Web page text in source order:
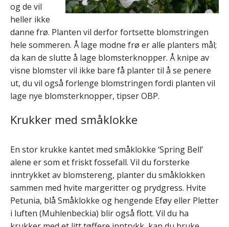
og de vil
heller ikke
danne frø. Planten vil derfor fortsette blomstringen
hele sommeren. Å lage modne frø er alle planters mål;
da kan de slutte å lage blomsterknopper. Å knipe av
visne blomster vil ikke bare få planter til å se penere
ut, du vil også forlenge blomstringen fordi planten vil
lage nye blomsterknopper, tipser OBP.
Krukker med småklokke
En stor krukke kantet med småklokke ‘Spring Bell’
alene er som et friskt fossefall. Vil du forsterke
inntrykket av blomstereng, planter du småklokken
sammen med hvite margeritter og prydgress. Hvite
Petunia, blå Småklokke og hengende Eføy eller Pletter
i luften (Muhlenbeckia) blir også flott. Vil du ha